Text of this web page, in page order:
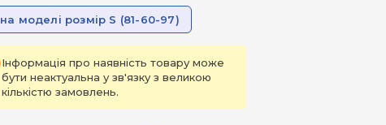
на моделі розмір S (81-60-97)
Інформація про наявність товару може
бути неактуальна у зв'язку з великою
кількістю замовлень.